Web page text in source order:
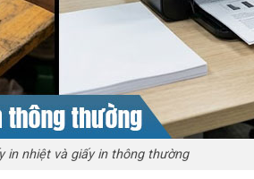
in nhiệt và giấy in thông thường